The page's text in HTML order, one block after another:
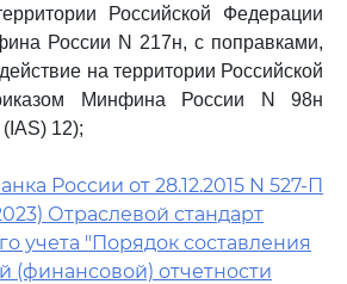
Российской Федерации
России N 217н, с поправками,
на территории Российской
Минфина России N 98н
12);
России от 28.12.2015 N 527-П
Отраслевой стандарт
учета "Порядок составления
(финансовой) отчетности